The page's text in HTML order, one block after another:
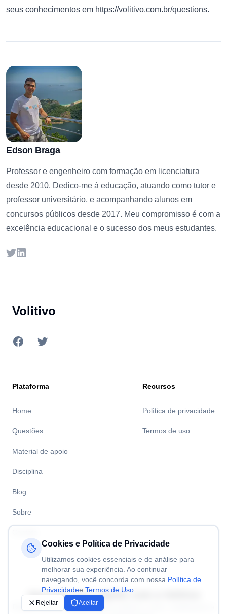
seus conhecimentos em https://volitivo.com.br/questions.
Edson Braga
Professor e engenheiro com formação em licenciatura
desde 2010. Dedico-me à educação, atuando como tutor e
professor universitário, e acompanhando alunos em
concursos públicos desde 2017. Meu compromisso é com a
excelência educacional e o sucesso dos meus estudantes.
TwitterLinkedIn
Volitivo
Facebook
Twitter
Plataforma
Home
Questões
Material de apoio
Disciplina
Blog
Sobre
Recursos
Política de privacidade
Termos de uso
Aprenda mais rápido com a
Resolva questões de concursos públicos, enem, vestibulares e
Cookies e Política de Privacidade
Utilizamos cookies essenciais e de análise para
melhorar sua experiência. Ao continuar
navegando, você concorda com nossa Política de
Privacidadee Termos de Uso
Rejeitar Aceitar